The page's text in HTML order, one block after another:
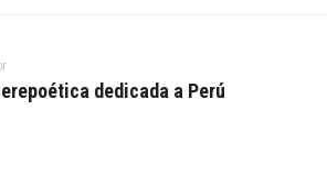
dedicada a Perú